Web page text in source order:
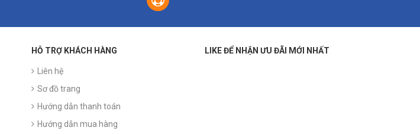
HỖ TRỢ KHÁCH HÀNG
Liên hệ
Sơ đồ trang
Hướng dẫn thanh toán
Hướng dẫn mua hàng
LIKE ĐỂ NHẬN ƯU ĐÃI MỚI NHẤT